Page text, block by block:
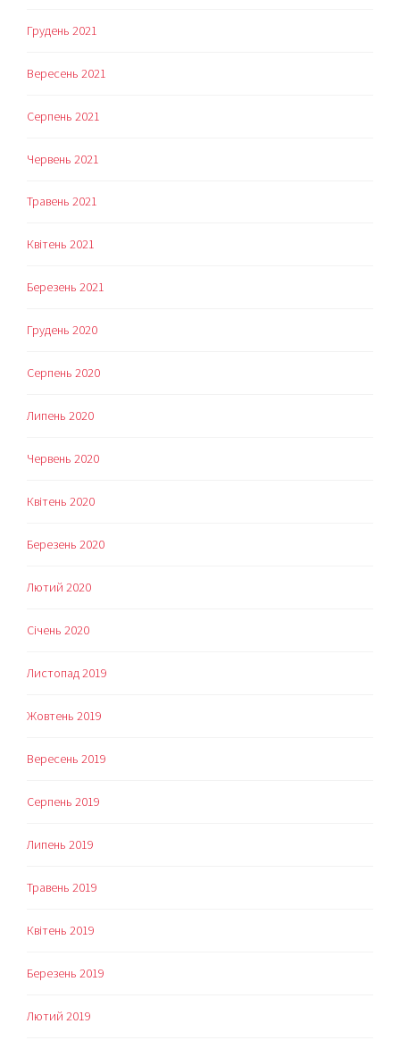
Грудень 2021
Вересень 2021
Серпень 2021
Червень 2021
Травень 2021
Квітень 2021
Березень 2021
Грудень 2020
Серпень 2020
Липень 2020
Червень 2020
Квітень 2020
Березень 2020
Лютий 2020
Січень 2020
Листопад 2019
Жовтень 2019
Вересень 2019
Серпень 2019
Липень 2019
Травень 2019
Квітень 2019
Березень 2019
Лютий 2019